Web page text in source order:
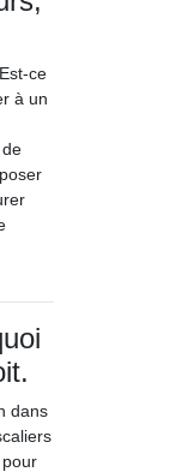
ce
à un
dans